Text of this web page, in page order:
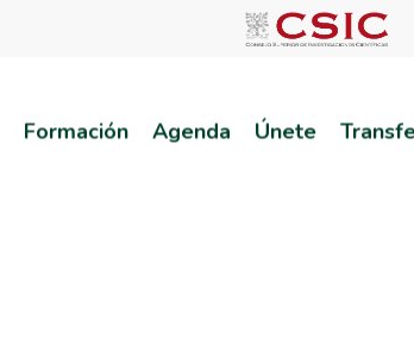
Formación Agenda Únete